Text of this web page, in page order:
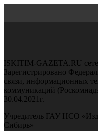
ISKITIM-GAZETA.RU
Зарегистрировано
связи, информационных
коммуникаций
30.04.2021г.
Учредитель ГАУ НСО
Сибирь»